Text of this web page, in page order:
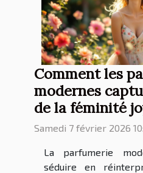
Comment les
modernes
de la féminité
Samedi 7 février 2026
La parfumerie
séduire en